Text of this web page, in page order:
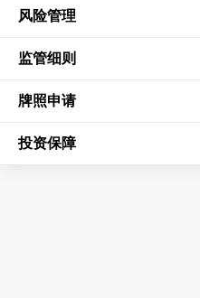
风险管理
监管细则
牌照申请
投资保障